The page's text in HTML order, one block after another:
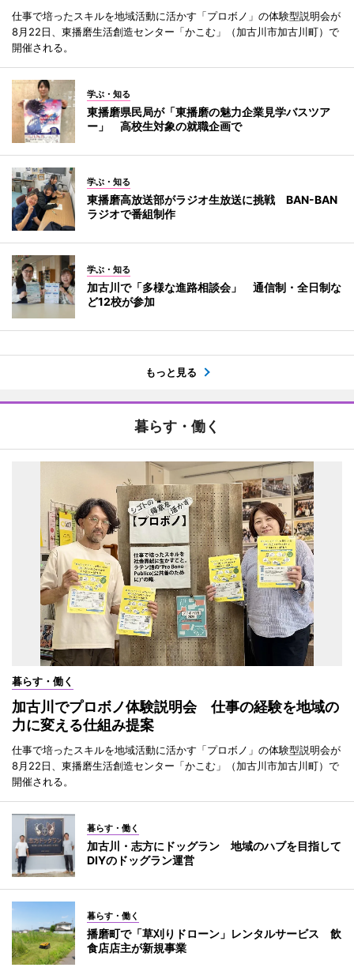
仕事で培ったスキルを地域活動に活かす「プロボノ」の体験型説明会が
8月22日、東播磨生活創造センター「かこむ」（加古川市加古川町）で
開催される。
学ぶ・知る
東播磨県民局が「東播磨の魅力企業見学バスツア
ー」 高校生対象の就職企画で
学ぶ・知る
東播磨高放送部がラジオ生放送に挑戦 BAN-BAN
ラジオで番組制作
学ぶ・知る
加古川で「多様な進路相談会」 通信制・全日制な
ど12校が参加
もっと見る
暮らす・働く
暮らす・働く
加古川でプロボノ体験説明会 仕事の経験を地域の
力に変える仕組み提案
仕事で培ったスキルを地域活動に活かす「プロボノ」の体験型説明会が
8月22日、東播磨生活創造センター「かこむ」（加古川市加古川町）で
開催される。
暮らす・働く
加古川・志方にドッグラン 地域のハブを目指して
DIYのドッグラン運営
暮らす・働く
播磨町で「草刈りドローン」レンタルサービス 飲
食店店主が新規事業